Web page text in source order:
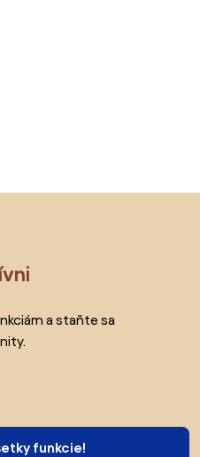
a staňte sa
funkcie!